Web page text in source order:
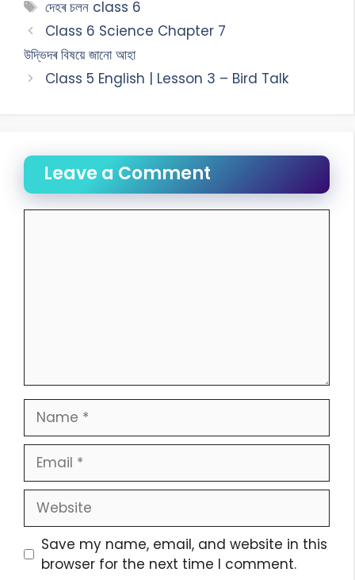
দেহৰ চলন class 6
Class 6 Science Chapter 7
উদ্ভিদৰ বিষয়ে জানো আহা
Class 5 English | Lesson 3 – Bird Talk
Leave a Comment
Save my name, email, and website in this
browser for the next time I comment.